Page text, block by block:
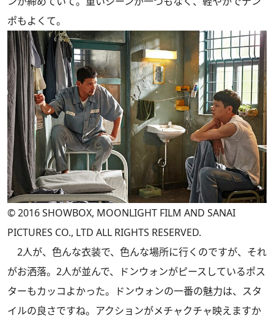
ポもよくて。
© 2016 SHOWBOX, MOONLIGHT FILM AND SANAI
PICTURES CO., LTD ALL RIGHTS RESERVED.
2人が、色んな衣装で、色んな場所に行くのですが、それ
がお洒落。2人が並んで、ドンウォンがピースしているポス
ターもカッコよかった。ドンウォンの一番の魅力は、スタ
イルの良さですね。アクションがメチャクチャ映えますか